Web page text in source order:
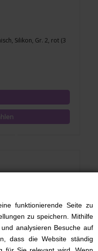
funktionierende Seite zu
zu speichern. Mithilfe
analysieren Besuche auf
dass die Website ständig
Silikon, Gr. 2, rot (3